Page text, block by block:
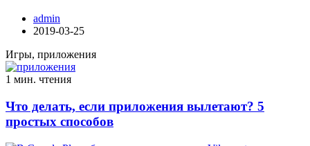
admin
2019-03-25
Игры, приложения
1 мин. чтения
Что делать, если приложения вылетают? 5
простых способов